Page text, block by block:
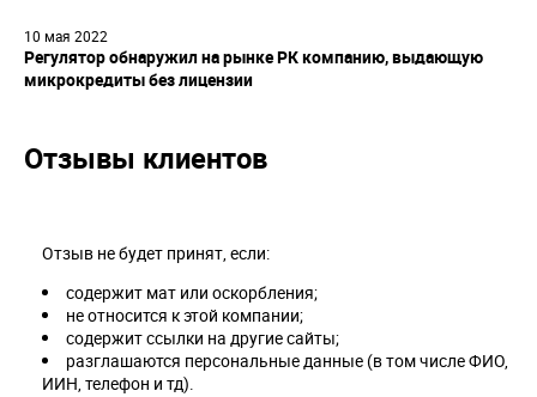
10 мая 2022
Регулятор обнаружил на рынке РК компанию, выдающую
микрокредиты без лицензии
Отзывы клиентов
Отзыв не будет принят, если:
содержит мат или оскорбления;
не относится к этой компании;
содержит ссылки на другие сайты;
разглашаются персональные данные (в том числе ФИО,
ИИН, телефон и тд).